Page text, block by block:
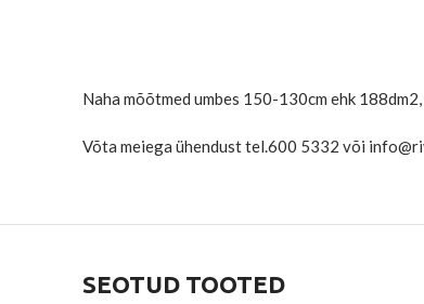
Naha mõõtmed umbes 150-130cm ehk
Võta meiega ühendust tel.600 5332 või
SEOTUD TOOTED